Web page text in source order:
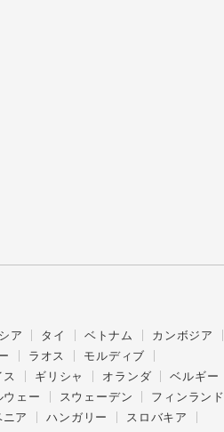
ア タイ ベトナム
カンボジア
ラオス
モルディブ
ス ギリシャ オランダ
ベルギー
ウェー スウェーデン
フィンランド
ア ハンガリー
スロバキア